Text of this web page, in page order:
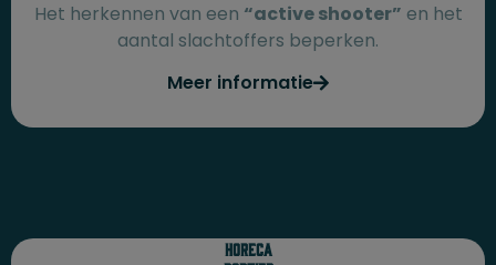
Het herkennen van een “active shooter” en het
aantal slachtoffers beperken.
Meer informatie
Horeca